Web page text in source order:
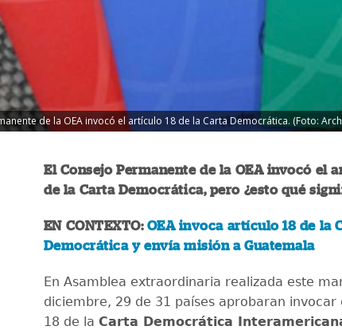
de la OEA invocó el artículo 18 de la Carta Democrática. (Foto:
El Consejo Permanente de la OEA invocó el
de la Carta Democrática, pero ¿esto qué
EN CONTEXTO: OEA invoca artículo 18 de la
Democrática y envía misión a Guatemala
En Asamblea extraordinaria realizada este
diciembre, 29 de 31 países aprobaran invocar
18 de la Carta Democrática